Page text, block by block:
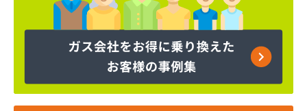
株式会社天宗 今治ガスセンター
株式会社東燃
株式会社富士商会
株式会社芳之内ガス
株式会社木田産業